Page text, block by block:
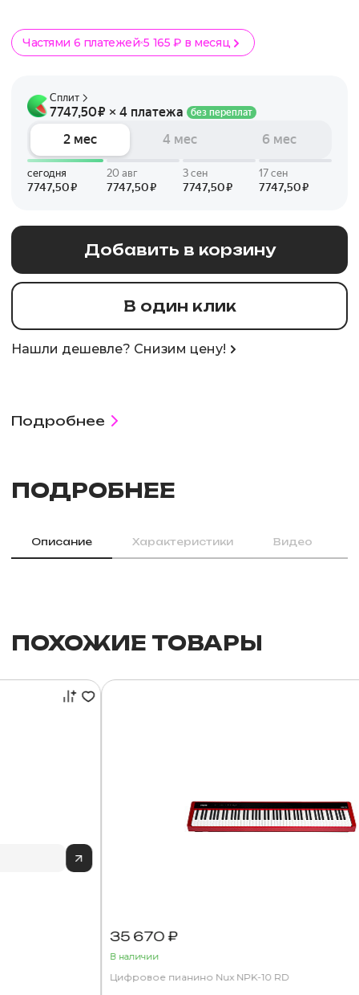
Частями 6 платежей 5 165 ₽ в месяц
Добавить в корзину
В один клик
Нашли дешевле? Снизим цену!
Подробнее
ПОДРОБНЕЕ
Описание Характеристики Видео
ПОХОЖИЕ ТОВАРЫ
35 670 ₽
В наличии
Цифровое пианино Nux NPK-10 RD